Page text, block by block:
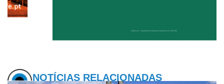
NOTÍCIAS RELACIONADAS